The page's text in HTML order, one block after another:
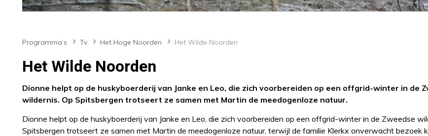
Programma’s Tv Het Hoge Noorden Het Wilde Noorden
Het Wilde Noorden
Dionne helpt op de huskyboerderij van Janke en Leo, die zich voorbereiden op een offgrid-winter in de
wildernis. Op Spitsbergen trotseert ze samen met Martin de meedogenloze natuur.
Dionne helpt op de huskyboerderij van Janke en Leo, die zich voorbereiden op een offgrid-winter in de Zweedse
Spitsbergen trotseert ze samen met Martin de meedogenloze natuur, terwijl de familie Klerkx onverwacht bezoek